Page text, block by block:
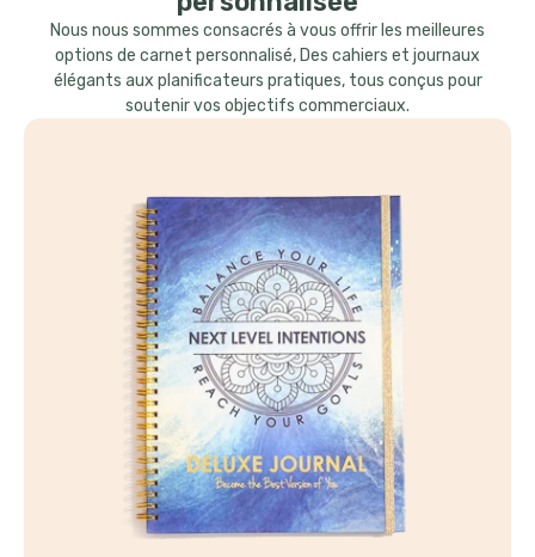
Nous nous sommes consacrés à vous offrir les meilleures
options de carnet personnalisé, Des cahiers et journaux
élégants aux planificateurs pratiques, tous conçus pour
soutenir vos objectifs commerciaux.